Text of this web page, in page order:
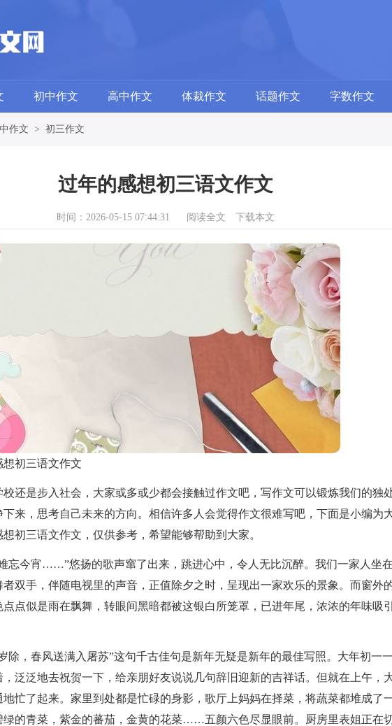
初中作文 高中作文 体裁作文 话题作文 字数作文
作文 > 初三作文
过年的感想初三语文作文
时间：2026-05-15 07:44:31 阅读全文 下载本文
想初三语文作文
还是步入社会，大家或多或少都会接触过作文吧，写作文可以锻炼我们的独
来，思考自己未来的方向。相信许多人会觉得作文很难写吧，下面是小编为
初三语文作文，仅供参考，希望能够帮助到大家。
忘今宵……”悠扬的歌声窜了出来，跳进心中，令人无比沉醉。我们一家人坐
双手，伴随电视里的声音，正值除夕之时，呈现出一家欢乐的景象。而窗外
点似是雨在飘舞，转眼间黑暗都被这银白所笼罩，已进年尾，浓浓的年味吸
除，春风送满入屠苏”这句千古佳句是新年无疑是新年的最佳写照。大年初一一
泛泛地去祝贺一下，给亲朋好友说说几句辞旧迎新的吉祥话。但就在上午，
地忙了起来。家里到处都是忙碌的身影，歌厅上妈妈在择菜，将蔬菜都堆成了
绿的青菜，紫金的蕃茄，金黄的花菜……五颜六色尽显眼前。厨房里表姐正在